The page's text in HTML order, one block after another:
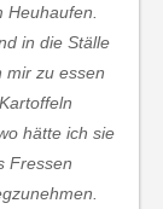
in die Ställe
mir zu essen
hätte ich sie
Fressen